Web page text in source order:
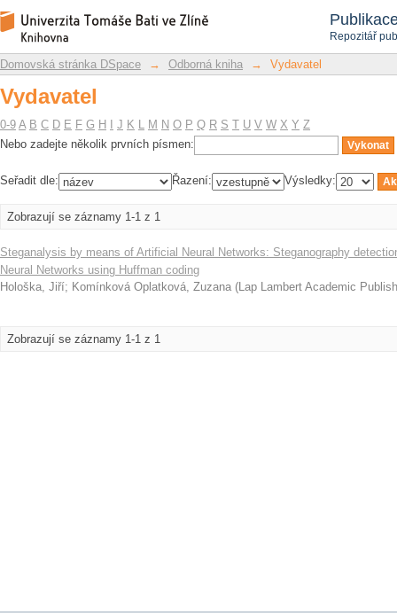
Repozitář
Vydavatel
Repozitář DSpace/Manakin
Domovská stránka DSpace → Odborná kniha → Vydavatel
Vydavatel
0-9 A B C D E F G H J K L M N O P Q R S T U V W X Y Z
Nebo zadejte několik prvních písmen:
Seřadit dle: Řazení: Výsledky:
Zobrazují se záznamy 1-1 z 1
Steganalysis by means of Artificial Neural Networks: Steganography
Neural Networks using Huffman coding
Hološka, Jiří; Komínková Oplatková, Zuzana (Lap Lambert Academic
Zobrazují se záznamy 1-1 z 1